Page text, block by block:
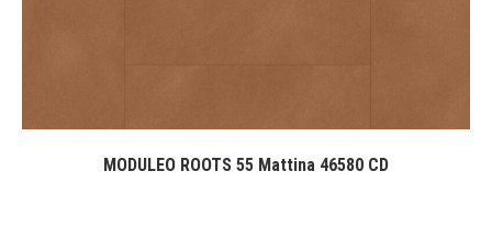
MODULEO ROOTS 55 Mattina 46580 CD